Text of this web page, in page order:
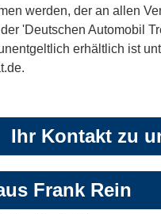
werden, der an allen
'Deutschen Automobil
erhältlich ist
Ihr Kontakt zu
Frank Rein